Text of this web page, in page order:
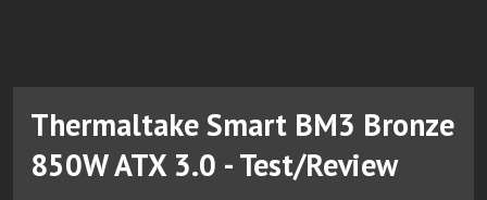
Thermaltake Smart BM3 Bronze
850W ATX 3.0 - Test/Review